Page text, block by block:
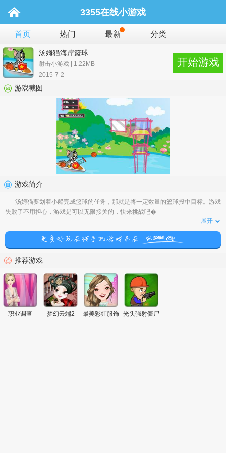
3355在线小游戏
首页 热门 最新 分类
汤姆猫海岸篮球
射击小游戏 | 1.22MB
2015-7-2
开始游戏
游戏截图
游戏简介
汤姆猫要划着小船完成篮球的任务，那就是将一定数量的篮球投中目标。游戏
失败了不用担心，游戏是可以无限接关的，快来挑战吧�
展开
推荐游戏
职业调查 梦幻云端2 最美彩虹服饰 光头强射僵尸